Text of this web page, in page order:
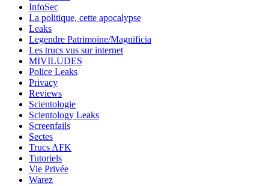
InfoSec
La politique, cette apocalypse
Leaks
Legendre Patrimoine/Magnificia
Les trucs vus sur internet
MIVILUDES
Police Leaks
Privacy
Reviews
Scientologie
Scientology Leaks
Screenfails
Sectes
Trucs AFK
Tutoriels
Vie Privée
Warez